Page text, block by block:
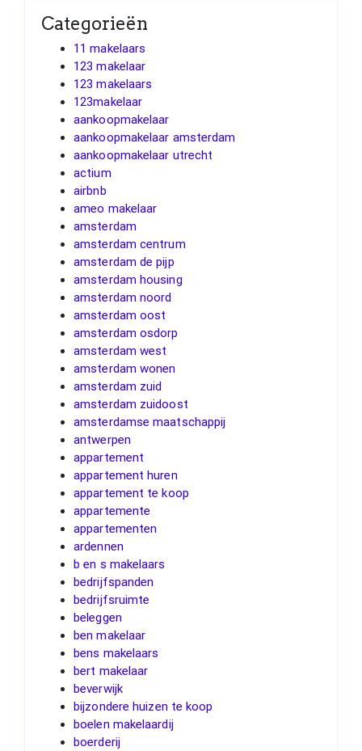
Categorieën
11 makelaars
123 makelaar
123 makelaars
123makelaar
aankoopmakelaar
aankoopmakelaar amsterdam
aankoopmakelaar utrecht
actium
airbnb
ameo makelaar
amsterdam
amsterdam centrum
amsterdam de pijp
amsterdam housing
amsterdam noord
amsterdam oost
amsterdam osdorp
amsterdam west
amsterdam wonen
amsterdam zuid
amsterdam zuidoost
amsterdamse maatschappij
antwerpen
appartement
appartement huren
appartement te koop
appartemente
appartementen
ardennen
b en s makelaars
bedrijfspanden
bedrijfsruimte
beleggen
ben makelaar
bens makelaars
bert makelaar
beverwijk
bijzondere huizen te koop
boelen makelaardij
boerderij